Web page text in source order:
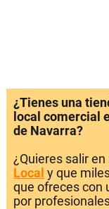
¿Tienes una
local comercial
de Navarra?
¿Quieres salir
Local y que
que ofreces con
por